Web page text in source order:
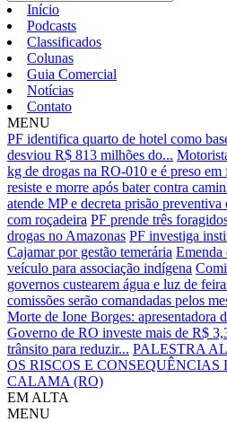
Início
Podcasts
Classificados
Colunas
Guia Comercial
Notícias
Contato
MENU
PF identifica quarto de hotel como
desviou R$ 813 milhões do...
kg de drogas na RO-010 e é preso em
resiste e morre após bater contra
atende MP e decreta prisão
com roçadeira PF prende três
drogas no Amazonas PF investiga
Cajamar por gestão temerária Emenda
veículo para associação indígena
governos custearem água e luz de
comissões serão comandadas pelos
Morte de Ione Borges: apresentadora
Governo de RO investe mais de R$
trânsito para reduzir... PALESTRA
OS RISCOS E
CALAMA (RO)
EM ALTA
MENU